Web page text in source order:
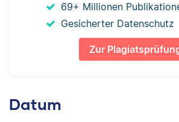
69+ Millionen
Gesicherter Datenschutz
Zur
Datum